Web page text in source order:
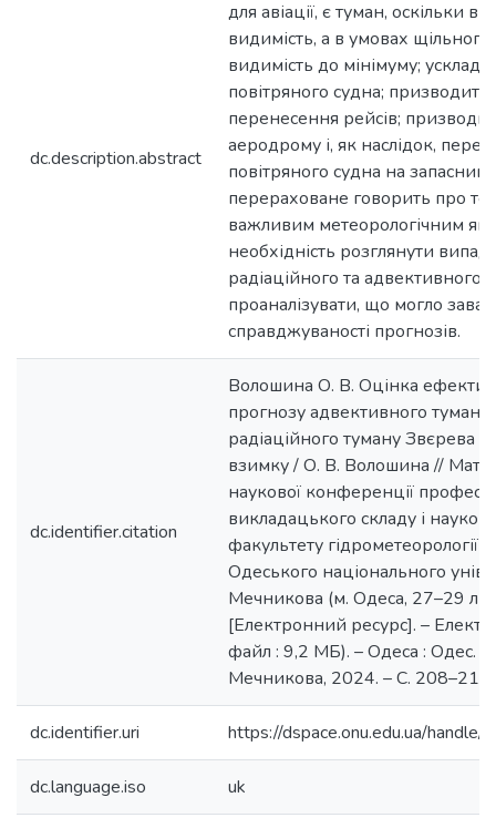
dc.description.abstract
для авіації, є туман, оскільки
видимість, а в умовах
видимість до мінімуму;
повітряного судна;
перенесення рейсів;
аеродрому і, як наслідок,
повітряного судна на
перераховане говорить про
важливим метеорологічним
необхідність розглянути
радіаційного та адвективного
проаналізувати, що могло
справджуваності прогнозів.
dc.identifier.citation
Волошина О. В. Оцінка
прогнозу адвективного
радіаційного туману Звєрева
взимку / О. В. Волошина //
наукової конференції
викладацького складу і
факультету гідрометеорології і
Одеського національного
Мечникова (м. Одеса, 27–29
[Електронний ресурс]. –
файл : 9,2 МБ). – Одеса : Одес.
Мечникова, 2024. – С. 208–211.
dc.identifier.uri https://dspace.onu.edu.ua/
dc.language.iso uk